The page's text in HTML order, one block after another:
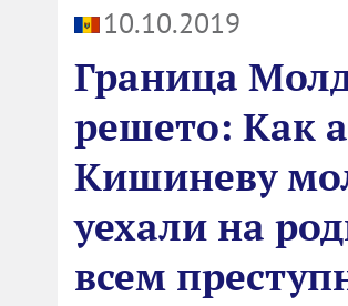
10.10.2019
Граница
решето: Как
Кишиневу
уехали на
всем